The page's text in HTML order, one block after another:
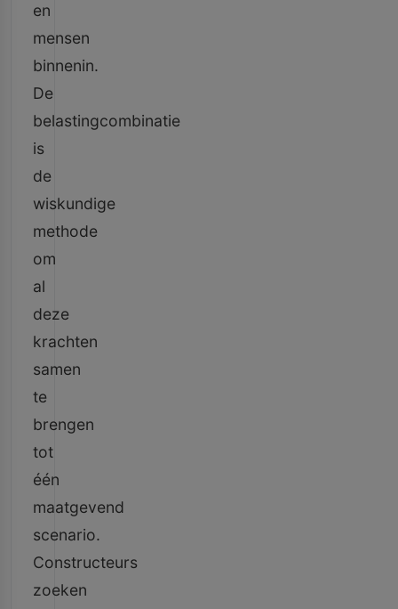
en
mensen
binnenin.
De
belastingcombinatie
is
de
wiskundige
methode
om
al
deze
krachten
samen
te
brengen
tot
één
maatgevend
scenario.
Constructeurs
zoeken